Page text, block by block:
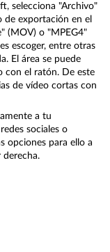
selecciona "Archivo"
exportación en el
(MOV) o "MPEG4"
escoger, entre otras
El área se puede
con el ratón. De este
de vídeo cortas con
a tu
sociales o
opciones para ello a